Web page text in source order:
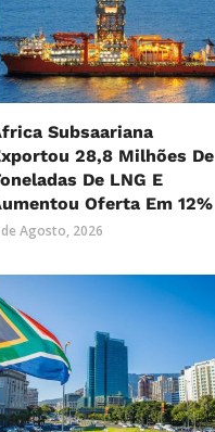
Subsaariana
28,8 Milhões De
De LNG E
Oferta Em 12%
Agosto, 2026